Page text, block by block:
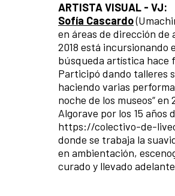
ARTISTA VISUAL - VJ:
Sofía Cascardo
en áreas de dirección de
2018 está incursionando
búsqueda artística hace
Participó dando talleres
haciendo varias
noche de los museos“
Algorave por los 15 años
https://colectivo-de-
donde se trabaja la
en ambientación,
curado y llevado